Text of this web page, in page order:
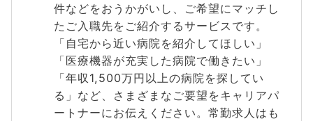
件などをおうかがいし、ご希望にマッチし
たご入職先をご紹介するサービスです。
「自宅から近い病院を紹介してほしい」
「医療機器が充実した病院で働きたい」
「年収1,500万円以上の病院を探してい
る」など、さまざまなご要望をキャリアパ
ートナーにお伝えください。常勤求人はも